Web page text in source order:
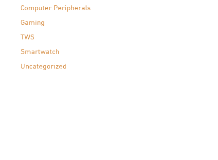
Computer Peripherals
Gaming
TWS
Smartwatch
Uncategorized